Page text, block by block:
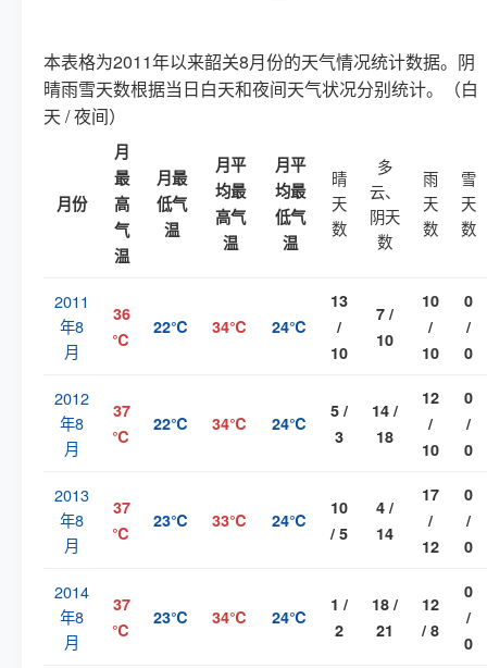
本表格为2011年以来韶关8月份的天气情况统计数据。阴
晴雨雪天数根据当日白天和夜间天气状况分别统计。（白
天 / 夜间）
月份
月
最
高
气
温
月最
低气
温
月平
均最
高气
温
月平
均最
低气
温
晴
天
数
多
云、
阴天
数
雨
天
数
雪
天
数
2011
年8
月
36
℃
22℃ 34℃ 24℃
13
/
10
7 /
10
10
/
10
0
/
0
2012
年8
月
37
℃
22℃ 34℃ 24℃
5 /
3
14 /
18
12
/
10
0
/
0
2013
年8
月
37
℃
23℃ 33℃ 24℃
10
/ 5
4 /
14
17
/
12
0
/
0
2014
年8
月
37
℃
23℃ 34℃ 24℃
1 /
2
18 /
21
12
/ 8
0
/
0